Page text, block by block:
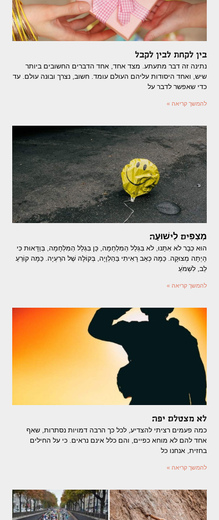
בין לקחת לבין לקבל
נתינה זה דבר מתעתע. מצד אחד, אחד הדברים החשובים ביותר
שיש, ואחד היסודות עליהם העולם עומד. חשוב, נצרך ובונה עולם. עד
כדי שאפשר לדבר על
להמשך קריאה »
מְצַפִּים לִישׁוּעָה
הוּא כְּבָר לֹא אִתָּנוּ, לֹא בִּגְלַל הַמִּלְחָמָה, כֵּן בִּגְלַל הַמִּלְחָמָה, בְּוַדָּאוּת כִּי
הָיְתָה מְצוּקָה. כַּמָּה כְּאֵב רָאִיתִי בַּהַלְוָיָה, בְּקוֹלָהּ שֶׁל הרַעְיָה. כַּמָּה קוֹרֵעַ
לֵב, לִשְׁמֹעַ
להמשך קריאה »
לא מצטלם יפה
כמה פעמים רציתי להצדיע, לכל כך הרבה דמויות נסתרות, שאף
אחד להם לא מוחא כפיים, והם כלל אינם נראים. כי על החילים
בחזית, אנחנו כל
להמשך קריאה »